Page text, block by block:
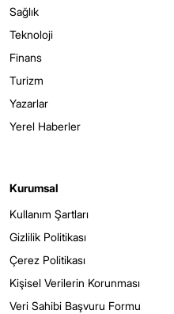
Sağlık
Teknoloji
Finans
Turizm
Yazarlar
Yerel Haberler
Kurumsal
Kullanım Şartları
Gizlilik Politikası
Çerez Politikası
Kişisel Verilerin Korunması
Veri Sahibi Başvuru Formu